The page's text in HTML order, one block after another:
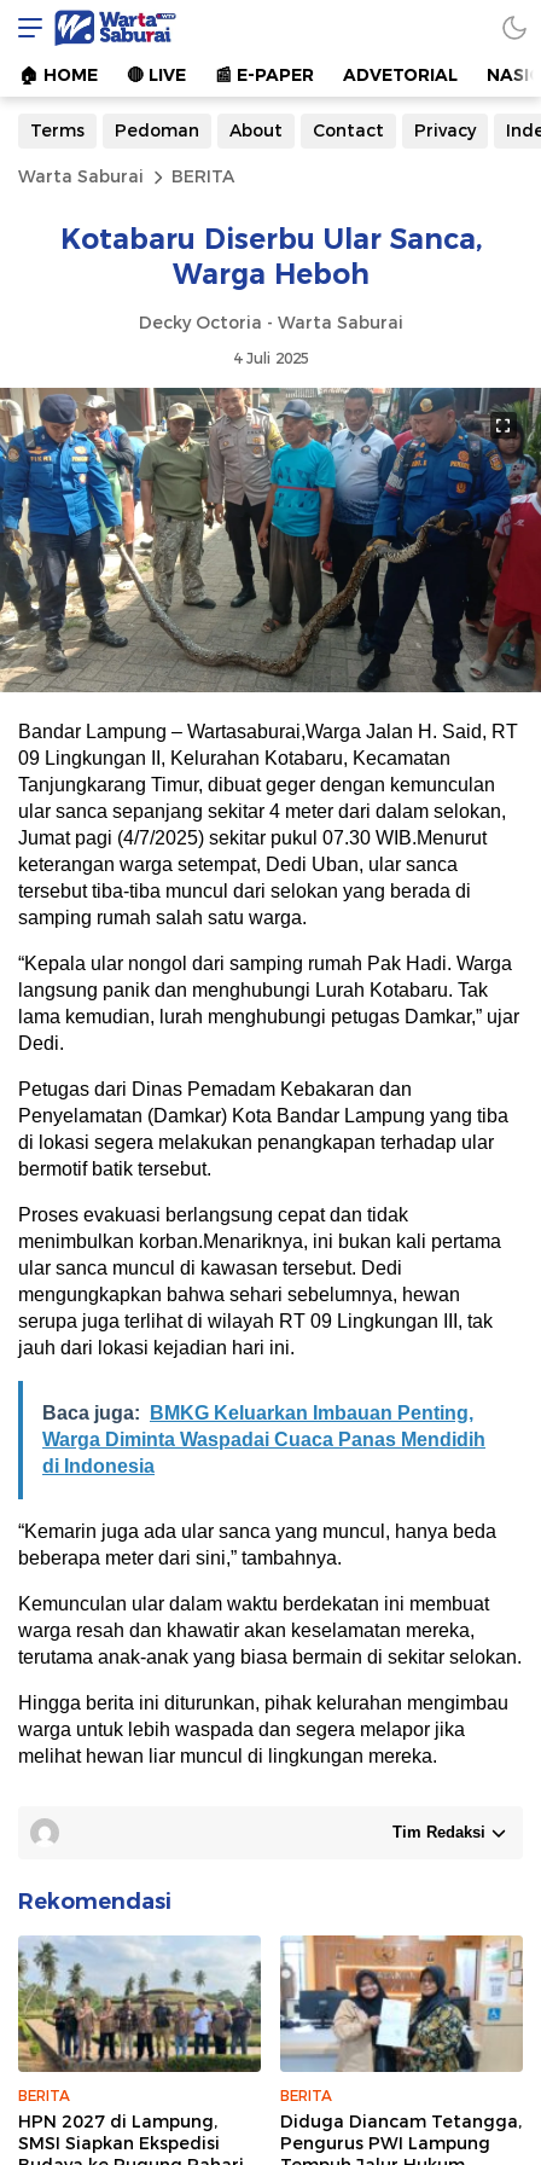
Warta Saburai
Sumber Informasi Terkini
🏠︎ HOME 🔴 LIVE 📰 E-PAPER ADVETORIAL
Terms Pedoman About Contact Privacy
Warta Saburai BERITA
Kotabaru Diserbu Ular Sanca,
Warga Heboh
Decky Octoria - Warta Saburai
4 Juli 2025
Bandar Lampung – Wartasaburai,Warga Jalan H. Said, RT
09 Lingkungan II, Kelurahan Kotabaru, Kecamatan
Tanjungkarang Timur, dibuat geger dengan kemunculan
ular sanca sepanjang sekitar 4 meter dari dalam selokan,
Jumat pagi (4/7/2025) sekitar pukul 07.30 WIB.Menurut
keterangan warga setempat, Dedi Uban, ular sanca
tersebut tiba-tiba muncul dari selokan yang berada di
samping rumah salah satu warga.
“Kepala ular nongol dari samping rumah Pak Hadi. Warga
langsung panik dan menghubungi Lurah Kotabaru. Tak
lama kemudian, lurah menghubungi petugas Damkar,” ujar
Dedi.
Petugas dari Dinas Pemadam Kebakaran dan
Penyelamatan (Damkar) Kota Bandar Lampung yang tiba
di lokasi segera melakukan penangkapan terhadap ular
bermotif batik tersebut.
Proses evakuasi berlangsung cepat dan tidak
menimbulkan korban.Menariknya, ini bukan kali pertama
ular sanca muncul di kawasan tersebut. Dedi
mengungkapkan bahwa sehari sebelumnya, hewan
serupa juga terlihat di wilayah RT 09 Lingkungan III, tak
jauh dari lokasi kejadian hari ini.
Baca juga:
BMKG Keluarkan Imbauan Penting,
Warga Diminta Waspadai Cuaca Panas Mendidih
di Indonesia
“Kemarin juga ada ular sanca yang muncul, hanya beda
beberapa meter dari sini,” tambahnya.
Kemunculan ular dalam waktu berdekatan ini membuat
warga resah dan khawatir akan keselamatan mereka,
terutama anak-anak yang biasa bermain di sekitar selokan.
Hingga berita ini diturunkan, pihak kelurahan mengimbau
warga untuk lebih waspada dan segera melapor jika
melihat hewan liar muncul di lingkungan mereka.
Tim Redaksi
Rekomendasi
BERITA
HPN 2027 di Lampung,
SMSI Siapkan Ekspedisi
BERITA
Diduga Diancam Tetangga,
Pengurus PWI Lampung